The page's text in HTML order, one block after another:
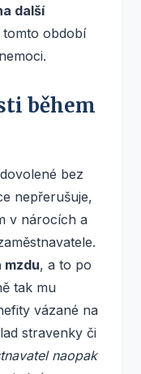
další
tomto období
během
bez
nepřerušuje,
v nárocích a
mzdu, a to po
tak mu
vázané na
stravenky či
naopak